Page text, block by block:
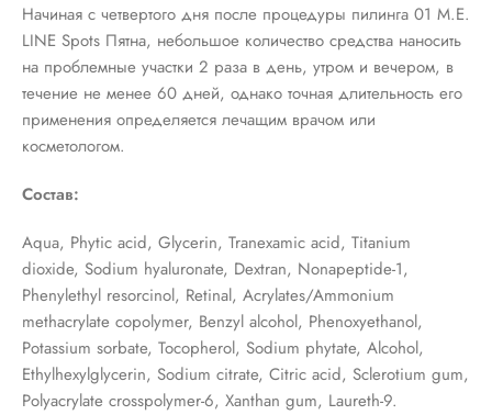
Начиная с четвертого дня после процедуры пилинга 01 M.E.
LINE Spots Пятна, небольшое количество средства наносить
на проблемные участки 2 раза в день, утром и вечером, в
течение не менее 60 дней, однако точная длительность его
применения определяется лечащим врачом или
косметологом.
Состав:
Aqua, Phytic acid, Glycerin, Tranexamic acid, Titanium
dioxide, Sodium hyaluronate, Dextran, Nonapeptide-1,
Phenylethyl resorcinol, Retinal, Acrylates/Ammonium
methacrylate copolymer, Benzyl alcohol, Phenoxyethanol,
Potassium sorbate, Tocopherol, Sodium phytate, Alcohol,
Ethylhexylglycerin, Sodium citrate, Citric acid, Sclerotium gum,
Polyacrylate crosspolymer-6, Xanthan gum, Laureth-9.